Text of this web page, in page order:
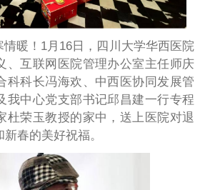
暖！ 1月16日， 四川大学华西医院
、互联网医院管理办公室主任师庆
科科长冯海欢、中西医协同发展管
我中心党支部书记邱昌建一行专程
杜荣玉教授的家中，送上医院对退
春的美好祝福。